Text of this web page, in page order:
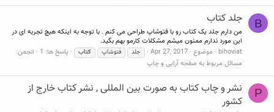
B جلد کتاب
من دارم جلد یک کتاب رو با فتوشاپ طراحی می کنم . با توجه به اینکه هیچ تجربه ای در
این مورد ندارم ممنون میشم مشکلات کارمو بهم بگید.
bihoviat موضوع Apr 27, 2017 جلد فتوشاپ کتاب پاسخ ها: 1
انجمن:
مسائل مربوط به صفحه آرایی و چاپ
P
نشر و چاب کتاب به صورت بین المللی , نشر کتاب خارج از
کشور